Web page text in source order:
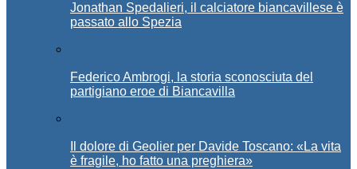
Jonathan Spedalieri, il calciatore biancavillese è
passato allo Spezia
Federico Ambrogi, la storia sconosciuta del
partigiano eroe di Biancavilla
Il dolore di Geolier per Davide Toscano: «La vita
è fragile, ho fatto una preghiera»